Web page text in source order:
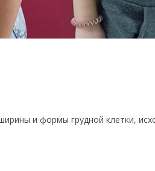
и формы грудной клетки,